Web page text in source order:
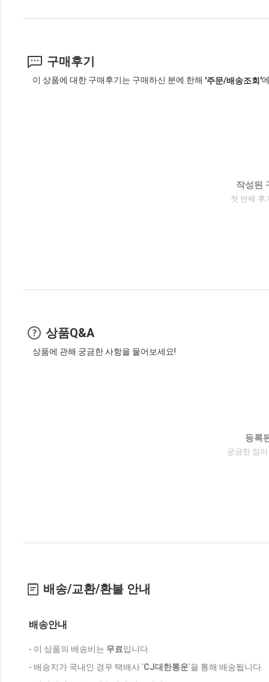
구매후기
이 상품에 대한 구매후기는 구매하신 분에 한해 '주문/배송조회'
작성된
첫 번째 후
상품Q&A
상품에 관해 궁금한 사항을 물어보세요!
등록
궁금한 점
배송/교환/환불 안내
배송안내
- 이 상품의 배송비는 무료입니다.
- 배송지가 국내인 경우 택배사 'CJ대한통운'을 통해 배송됩니다.